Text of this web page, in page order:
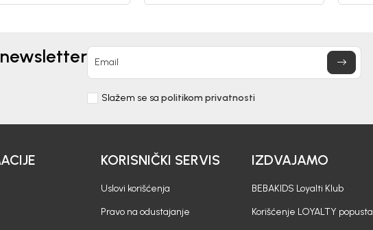
Email
Slažem se sa politikom privatnosti
KORISNIČKI SERVIS
Uslovi korišćenja
Pravo na odustajanje
IZDVAJAMO
BEBAKIDS Loyalti Klub
Korišćenje LOYALTY popusta